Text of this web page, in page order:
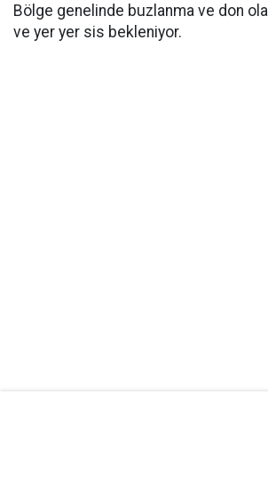
Bölge genelinde buzlanma ve don
ve yer yer sis bekleniyor.